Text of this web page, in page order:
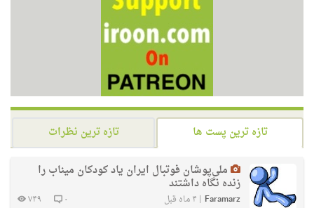
تازه ترین پست ها
تازه ترین نظرات
ملی‌پوشان فوتبال ایران یاد کودکان میناب را
زنده نگاه داشتند
Faramarz
| ۴ ماه قبل ۰
۷۴۹